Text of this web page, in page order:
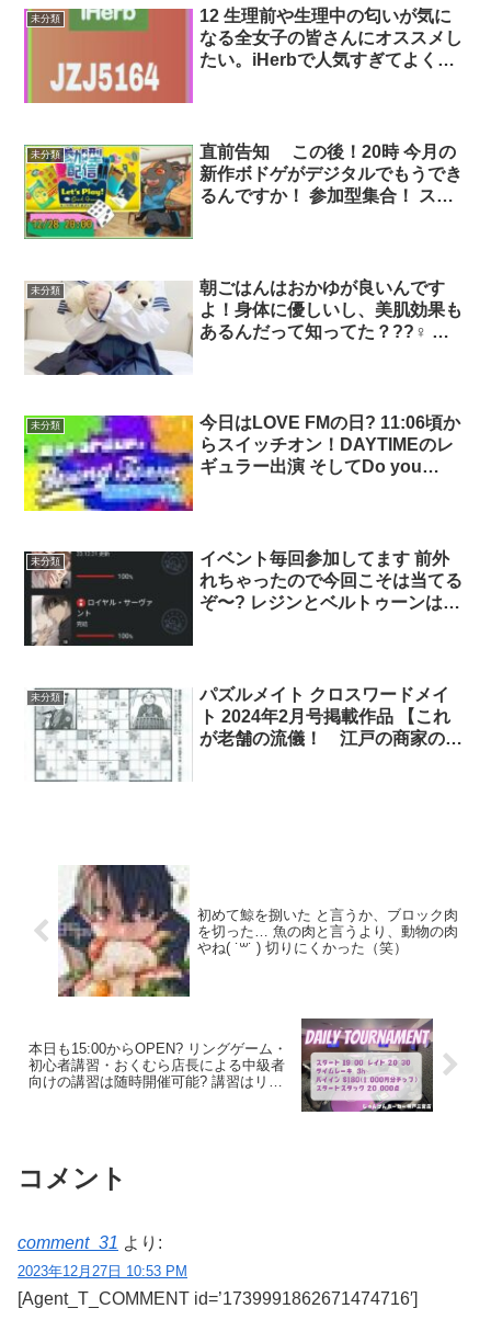
未分類
12 生理前や生理中の匂いが気に
なる全女子の皆さんにオススメし
たい。iHerbで人気すぎてよく欠
く気にならなくなる。1,000円程
で購入できるのでこれなら続けら
れそう。iHerb割引コード
未分類
直前告知 この後！20時 今月の
新作ボドゲがデジタルでもうでき
るんですか！ 参加型集合！ スマ
未分類
朝ごはんはおかゆが良いんです
よ！身体に優しいし、美肌効果も
あるんだって知ってた？??‍♀️ プ
未分類
今日はLOVE FMの日?️ 11:06頃か
らスイッチオン！DAYTIMEのレ
ギュラー出演 そしてDo you
そしてその前に感謝を込めて警固
神社様へ⛩️ 今年1年ありがとうご
ざいました
未分類
イベント毎回参加してます 前外
れちゃったので今回こそは当てる
ぞ〜? レジンとベルトゥーンは、
な作品に出会いましょう❤️‍?
未分類
パズルメイト クロスワードメイ
ト 2024年2月号掲載作品 【これ
が老舗の流儀！ 江戸の商家のア
初めて鯨を捌いた と言うか、ブロック肉
を切った… 魚の肉と言うより、動物の肉
やね( ˙꒳​˙ ) 切りにくかった（笑）
本日も15:00からOPEN? リングゲーム・
初心者講習・おくむら店長による中級者
向けの講習は随時開催可能? 講習はリピ
コメント
comment_31 より:
2023年12月27日 10:53 PM
[Agent_T_COMMENT id=’1739991862671474716′]